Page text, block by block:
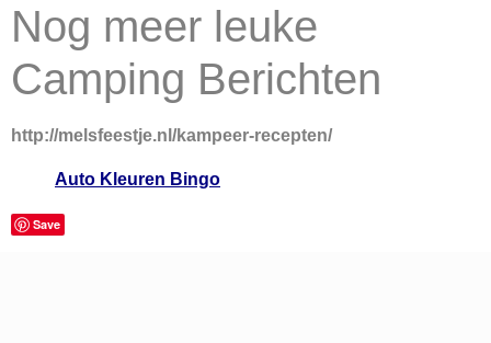
Nog meer leuke
Camping Berichten
http://melsfeestje.nl/kampeer-recepten/
Auto Kleuren Bingo
Save